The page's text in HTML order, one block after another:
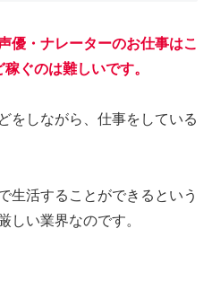
優・ナレーターのお仕事はこ
ぐのは難しいです。
をしながら、仕事をしている
生活することができるという
しい業界なのです。